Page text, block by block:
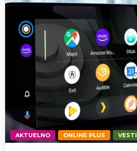
AKTUELNO ONLINE PLUS VESTI